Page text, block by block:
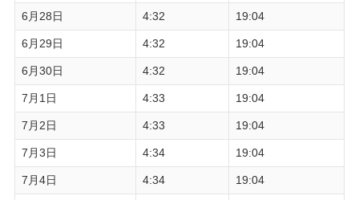
6月28日 4:32 19:04
6月29日 4:32 19:04
6月30日 4:32 19:04
7月1日 4:33 19:04
7月2日 4:33 19:04
7月3日 4:34 19:04
7月4日 4:34 19:04